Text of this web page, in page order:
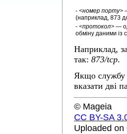
- <номер порту>
(наприклад, 873
- <протокол> —
обміну даними із
Наприклад,
так: 873/tcp.
Якщо службу
вказати дві
© Mageia
CC BY-SA
Uploaded